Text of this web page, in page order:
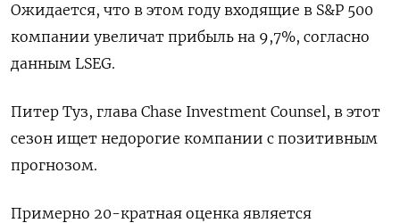
Ожидается, что в этом году входящие в S&P 500
компании увеличат прибыль на 9,7%, согласно
данным LSEG.
Питер Туз, глава Chase Investment Counsel, в этот
сезон ищет недорогие компании с позитивным
прогнозом.
Примерно 20-кратная оценка является